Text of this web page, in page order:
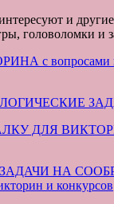
и
головоломки и
с вопросами
ДЛЯ
НА
и конкурсов